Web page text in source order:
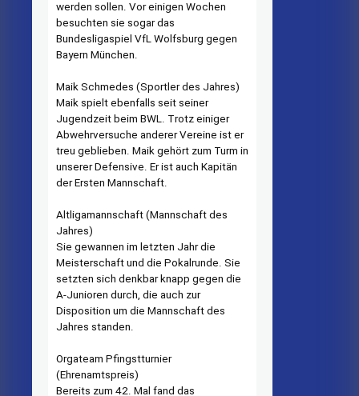
werden sollen. Vor einigen Wochen
besuchten sie sogar das
Bundesligaspiel VfL Wolfsburg gegen
Bayern München.
Maik Schmedes (Sportler des Jahres)
Maik spielt ebenfalls seit seiner
Jugendzeit beim BWL. Trotz einiger
Abwehrversuche anderer Vereine ist er
treu geblieben. Maik gehört zum Turm in
unserer Defensive. Er ist auch Kapitän
der Ersten Mannschaft.
Altligamannschaft (Mannschaft des
Jahres)
Sie gewannen im letzten Jahr die
Meisterschaft und die Pokalrunde. Sie
setzten sich denkbar knapp gegen die
A-Junioren durch, die auch zur
Disposition um die Mannschaft des
Jahres standen.
Orgateam Pfingstturnier
(Ehrenamtspreis)
Bereits zum 42. Mal fand das